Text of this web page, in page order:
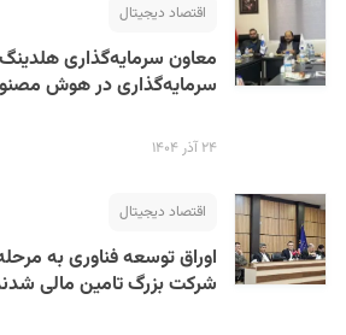
اقتصاد دیجیتال
معاون سرمایه‌گذاری
سرمایه‌گذاری در هوش
۲۴ آذر ۱۴۰۴
اقتصاد دیجیتال
اوراق توسعه فناوری به
شرکت بزرگ تامین مالی